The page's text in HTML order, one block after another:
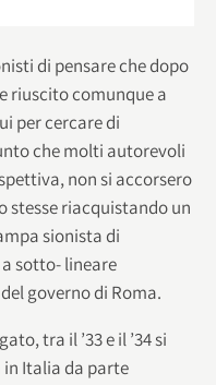
di pensare che dopo
riuscito comunque a
per cercare di
che molti autorevoli
non si accorsero
stesse riacquistando un
sionista di
sotto- lineare
governo di Roma.
tra il ’33 e il ’34 si
Italia da parte